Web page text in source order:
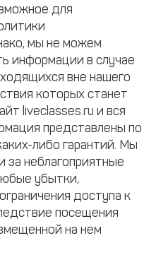
для
мы не можем
информации в случае
вне нашего
которых станет
liveclasses.ru и вся
представлены по
либо гарантий. Мы
за неблагоприятные
убытки,
доступа к
посещения
на нем